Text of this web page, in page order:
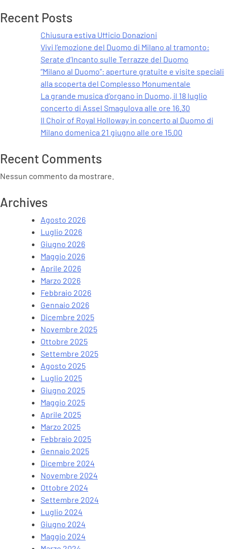
Recent Posts
Chiusura estiva Ufficio Donazioni
Vivi l’emozione del Duomo di Milano al tramonto:
Serate d’Incanto sulle Terrazze del Duomo
“Milano al Duomo”: aperture gratuite e visite speciali
alla scoperta del Complesso Monumentale
La grande musica d’organo in Duomo, il 18 luglio
concerto di Assel Smagulova alle ore 16.30
Il Choir of Royal Holloway in concerto al Duomo di
Milano domenica 21 giugno alle ore 15.00
Recent Comments
Nessun commento da mostrare.
Archives
Agosto 2026
Luglio 2026
Giugno 2026
Maggio 2026
Aprile 2026
Marzo 2026
Febbraio 2026
Gennaio 2026
Dicembre 2025
Novembre 2025
Ottobre 2025
Settembre 2025
Agosto 2025
Luglio 2025
Giugno 2025
Maggio 2025
Aprile 2025
Marzo 2025
Febbraio 2025
Gennaio 2025
Dicembre 2024
Novembre 2024
Ottobre 2024
Settembre 2024
Luglio 2024
Giugno 2024
Maggio 2024